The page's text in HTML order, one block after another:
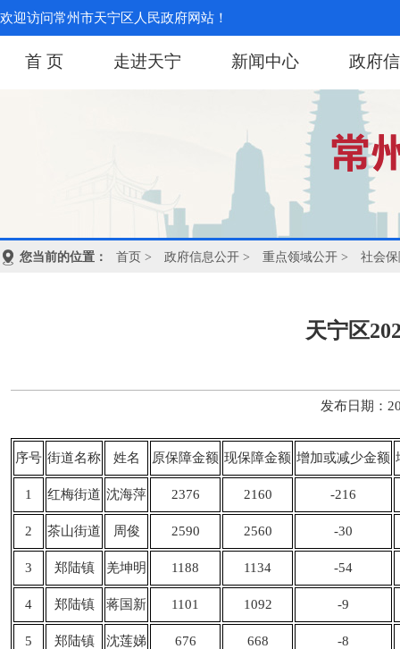
欢迎访问常州市天宁区人民政府网站！
首 页 走进天宁 新闻中心 政府
您当前的位置： 首页 > 政府信息公开 > 重点领域公开 > 社会
天宁区
发布日期：
序号 街道名称 姓名 原保障金额 现保障金额 增加或减少金额
1 红梅街道 沈海萍 2376 2160 -216
2 茶山街道 周俊 2590 2560 -30
3 郑陆镇 羌坤明 1188 1134 -54
4 郑陆镇 蒋国新 1101 1092 -9
5 郑陆镇 沈莲娣 676 668 -8